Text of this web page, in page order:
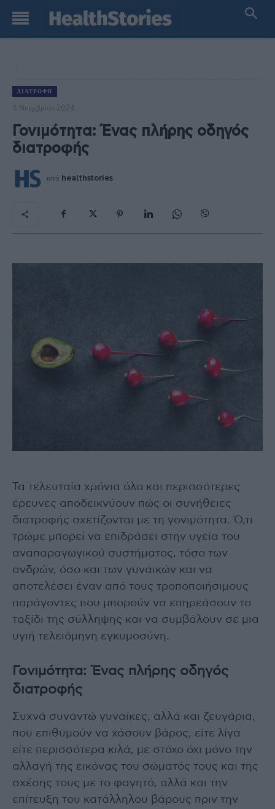
ΔΙΑΤΡΟΦΉ
5 Νοεμβρίου 2024
Γονιμότητα: Ένας πλήρης οδηγός
διατροφής
από healthstories
Τα τελευταία χρόνια όλο και περισσότερες
έρευνες αποδεικνύουν πώς οι συνήθειες
διατροφής σχετίζονται με τη γονιμότητα. Ό,τι
τρώμε μπορεί να επιδράσει στην υγεία του
αναπαραγωγικού συστήματος, τόσο των
ανδρών, όσο και των γυναικών και να
αποτελέσει έναν από τους τροποποιήσιμους
παράγοντες που μπορούν να επηρεάσουν το
ταξίδι της σύλληψης και να συμβάλουν σε μια
υγιή τελειόμηνη εγκυμοσύνη.
Γονιμότητα: Ένας πλήρης οδηγός
διατροφής
Συχνά συναντώ γυναίκες, αλλά και ζευγάρια,
που επιθυμούν να χάσουν βάρος, είτε λίγα
είτε περισσότερα κιλά, με στόχο όχι μόνο την
αλλαγή της εικόνας του σώματός τους και της
σχέσης τους με το φαγητό, αλλά και την
επίτευξη του κατάλληλου βάρους πριν την